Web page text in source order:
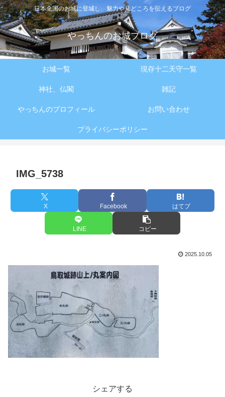
日本全国のお城に登城し、魅力や見どころを伝えるブログ
やっちんのお城ブログ
お城一覧 現存十二天守一覧
神社、仏閣 雑記
やっちんのプロフィール お問い合わせ
プライバシーポリシー
IMG_5738
X Facebook はてブ
LINE コピー
2025.10.05
シェアする